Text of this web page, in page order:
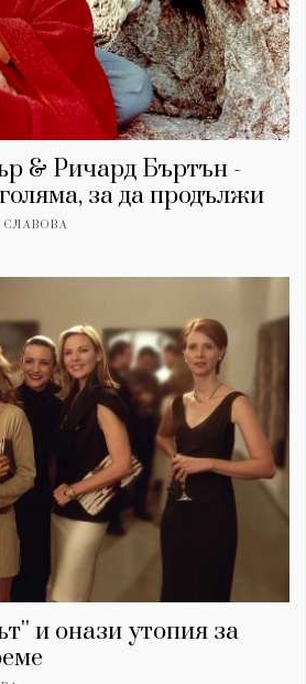
& Ричард Бъртън -
за да продължи
и онази утопия за